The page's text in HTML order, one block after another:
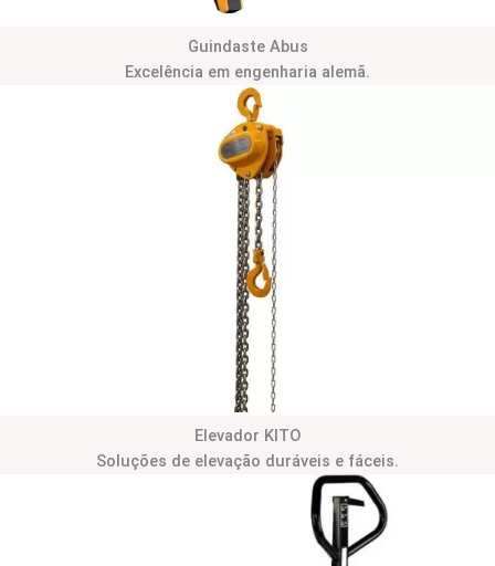
Guindaste Abus
Excelência em engenharia alemã.
Elevador KITO
Soluções de elevação duráveis e fáceis.